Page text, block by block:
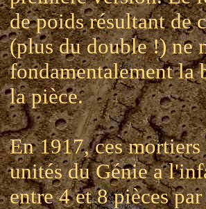
de poids résultant de
(plus du double !) ne
fondamentalement la
la pièce.
En 1917, ces mortiers
unités du Génie a
entre 4 et 8 pièces